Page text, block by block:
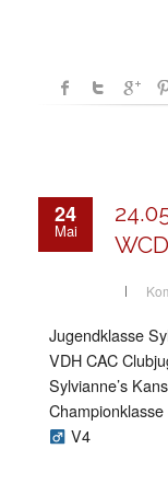
24
Mai
Jugendklasse
VDH CAC
Sylvianne’s
Championklasse
V4